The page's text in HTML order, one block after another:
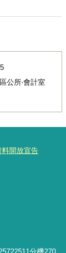
公所‧會計室
開放宣告
分機270